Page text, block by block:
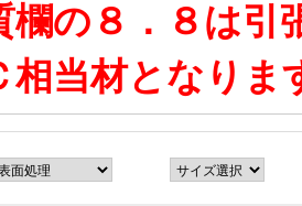
の８．８は引
相当材となりま